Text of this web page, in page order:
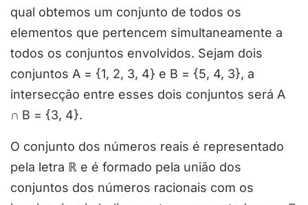
qual obtemos um conjunto de todos os
elementos que pertencem simultaneamente a
todos os conjuntos envolvidos. Sejam dois
conjuntos A = {1, 2, 3, 4} e B = {5, 4, 3}, a
intersecção entre esses dois conjuntos será A
∩ B = {3, 4}.
O conjunto dos números reais é representado
pela letra ℝ e é formado pela união dos
conjuntos dos números racionais com os